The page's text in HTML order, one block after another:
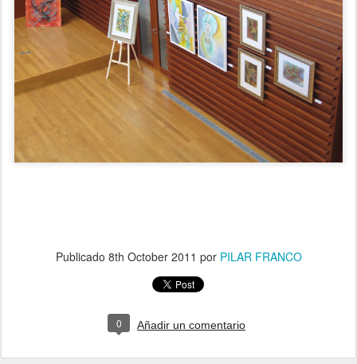
Publicado 8th October 2011 por PILAR FRANCO
0 Añadir un comentario